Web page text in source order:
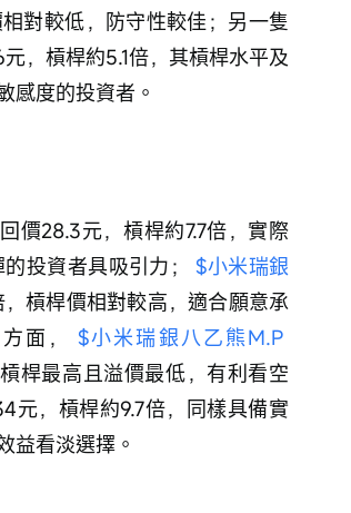
對較低，防守性較佳；另一隻
，槓桿約5.1倍，其槓桿水平及
感度的投資者。
價28.3元，槓桿約7.7倍，實際
的投資者具吸引力； $小米瑞銀
槓桿價相對較高，適合願意承
面， $小米瑞銀八乙熊M.P
桿最高且溢價最低，有利看空
元，槓桿約9.7倍，同樣具備實
益看淡選擇。